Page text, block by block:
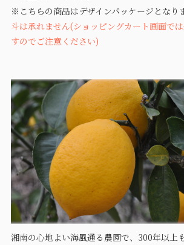
※こちらの商品はデザインパッケージとなり
斗は承れません(ショッピングカート画面で
すのでご注意ください)
湘南の心地よい海風通る農園で、300年以上